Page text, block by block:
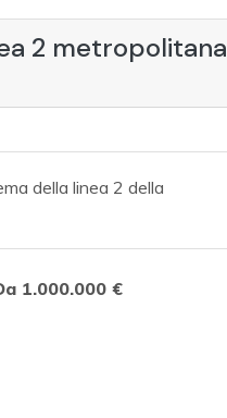
2 metropolitana
della linea 2 della
1.000.000 €